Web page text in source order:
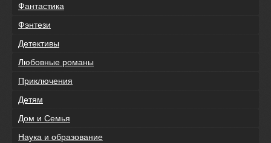
Фантастика
Фэнтези
Детективы
Любовные романы
Приключения
Детям
Дом и Семья
Наука и образование